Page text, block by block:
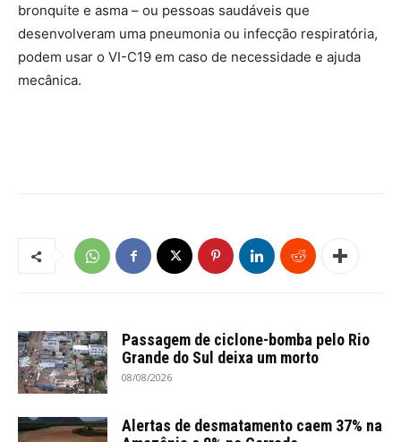
bronquite e asma – ou pessoas saudáveis que
desenvolveram uma pneumonia ou infecção respiratória,
podem usar o VI-C19 em caso de necessidade e ajuda
mecânica.
Passagem de ciclone-bomba pelo Rio
Grande do Sul deixa um morto
08/08/2026
Alertas de desmatamento caem 37% na